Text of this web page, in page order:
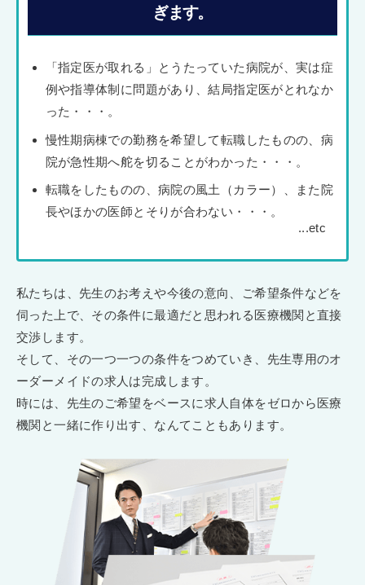
ぎます。
「指定医が取れる」とうたっていた病院が、実は症
例や指導体制に問題があり、結局指定医がとれなか
った・・・。
慢性期病棟での勤務を希望して転職したものの、病
院が急性期へ舵を切ることがわかった・・・。
転職をしたものの、病院の風土（カラー）、また院
長やほかの医師とそりが合わない・・・。
私たちは、先生のお考えや今後の意向、ご希望条件などを
伺った上で、その条件に最適だと思われる医療機関と直接
交渉します。
そして、その一つ一つの条件をつめていき、先生専用のオ
ーダーメイドの求人は完成します。
時には、先生のご希望をベースに求人自体をゼロから医療
機関と一緒に作り出す、なんてこともあります。